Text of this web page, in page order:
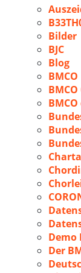
Bilder
BJC
Blog
BMCO
BMCO
Demo
Der